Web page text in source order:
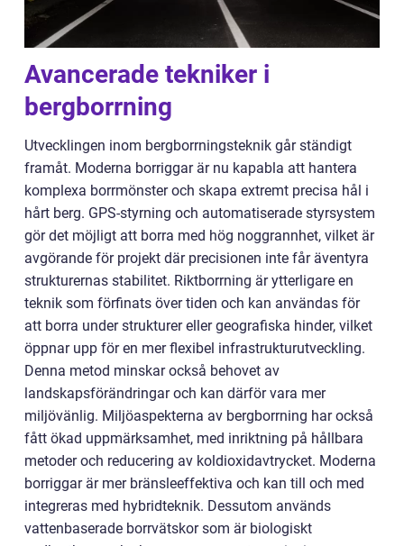
Avancerade tekniker i
bergborrning
Utvecklingen inom bergborrningsteknik går ständigt
framåt. Moderna borriggar är nu kapabla att hantera
komplexa borrmönster och skapa extremt precisa hål i
hårt berg. GPS-styrning och automatiserade styrsystem
gör det möjligt att borra med hög noggrannhet, vilket är
avgörande för projekt där precisionen inte får äventyra
strukturernas stabilitet. Riktborrning är ytterligare en
teknik som förfinats över tiden och kan användas för
att borra under strukturer eller geografiska hinder, vilket
öppnar upp för en mer flexibel infrastrukturutveckling.
Denna metod minskar också behovet av
landskapsförändringar och kan därför vara mer
miljövänlig. Miljöaspekterna av bergborrning har också
fått ökad uppmärksamhet, med inriktning på hållbara
metoder och reducering av koldioxidavtrycket. Moderna
borriggar är mer bränsleeffektiva och kan till och med
integreras med hybridteknik. Dessutom används
vattenbaserade borrvätskor som är biologiskt